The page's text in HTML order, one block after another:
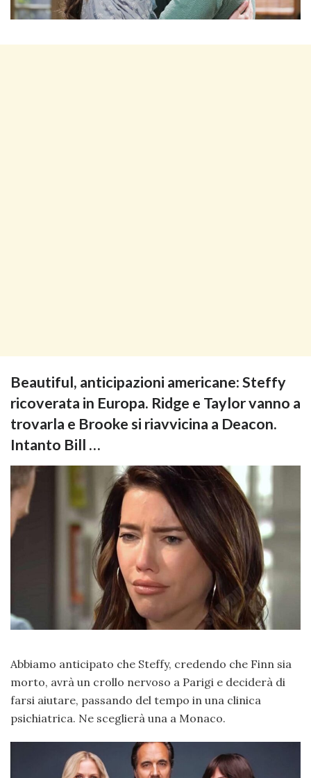
Beautiful, anticipazioni americane: Steffy
ricoverata in Europa. Ridge e Taylor vanno a
trovarla e Brooke si riavvicina a Deacon.
Intanto Bill …
Abbiamo anticipato che Steffy, credendo che Finn sia
morto, avrà un crollo nervoso a Parigi e deciderà di
farsi aiutare, passando del tempo in una clinica
psichiatrica. Ne sceglierà una a Monaco.